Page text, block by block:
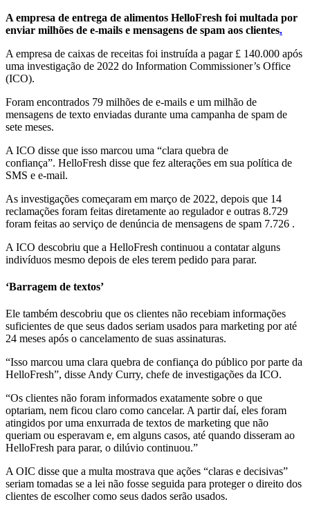
A empresa de entrega de alimentos HelloFresh foi multada por
enviar milhões de e-mails e mensagens de spam aos clientes.
A empresa de caixas de receitas foi instruída a pagar £ 140.000 após
uma investigação de 2022 do Information Commissioner’s Office
(ICO).
Foram encontrados 79 milhões de e-mails e um milhão de
mensagens de texto enviadas durante uma campanha de spam de
sete meses.
A ICO disse que isso marcou uma “clara quebra de
confiança”. HelloFresh disse que fez alterações em sua política de
SMS e e-mail.
As investigações começaram em março de 2022, depois que 14
reclamações foram feitas diretamente ao regulador e outras 8.729
foram feitas ao serviço de denúncia de mensagens de spam 7.726 .
A ICO descobriu que a HelloFresh continuou a contatar alguns
indivíduos mesmo depois de eles terem pedido para parar.
‘Barragem de textos’
Ele também descobriu que os clientes não recebiam informações
suficientes de que seus dados seriam usados ​​para marketing por até
24 meses após o cancelamento de suas assinaturas.
“Isso marcou uma clara quebra de confiança do público por parte da
HelloFresh”, disse Andy Curry, chefe de investigações da ICO.
“Os clientes não foram informados exatamente sobre o que
optariam, nem ficou claro como cancelar. A partir daí, eles foram
atingidos por uma enxurrada de textos de marketing que não
queriam ou esperavam e, em alguns casos, até quando disseram ao
HelloFresh para parar, o dilúvio continuou.”
A OIC disse que a multa mostrava que ações “claras e decisivas”
seriam tomadas se a lei não fosse seguida para proteger o direito dos
clientes de escolher como seus dados serão usados.